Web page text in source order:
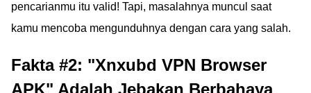
pencarianmu itu valid! Tapi, masalahnya muncul saat
kamu mencoba mengunduhnya dengan cara yang salah.
Fakta #2: "Xnxubd VPN Browser
APK" Adalah Jebakan Berbahaya